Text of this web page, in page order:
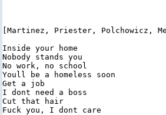
[Martinez, Priester, Polchowicz,
Inside your home
Nobody stands you
No work, no school
Youll be a homeless soon
Get a job
I dont need a boss
Cut that hair
Fuck you, I dont care